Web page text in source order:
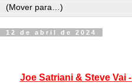
12 de abril de 2024
Joe Satriani & Steve Vai -